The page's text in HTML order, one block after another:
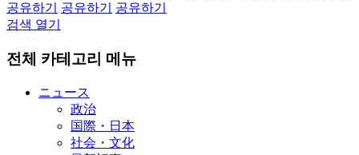
공유하기
공유하기
공유하기
검색 열기
전체 카테고리 메뉴
ニュース
政治
国際・日本
社会・文化